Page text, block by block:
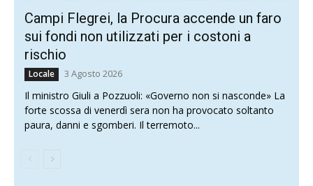
Campi Flegrei, la Procura accende un faro
sui fondi non utilizzati per i costoni a
rischio
Locale 3 Agosto 2026
Il ministro Giuli a Pozzuoli: «Governo non si nasconde» La
forte scossa di venerdì sera non ha provocato soltanto
paura, danni e sgomberi. Il terremoto...